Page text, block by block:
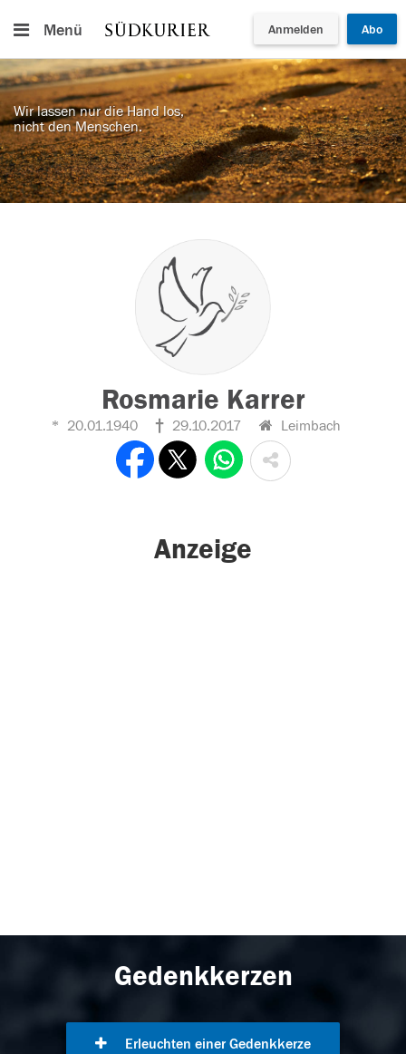
Menü Anmelden Abo
Wir lassen nur die Hand los,
nicht den Menschen.
Rosmarie Karrer
20.01.1940 29.10.2017 Leimbach
Anzeige
Gedenkkerzen
Erleuchten einer Gedenkkerze